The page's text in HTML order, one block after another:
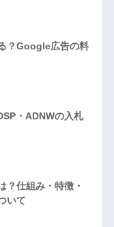
？Google広告の料
・ADNWの入札
？仕組み・特徴・
いて